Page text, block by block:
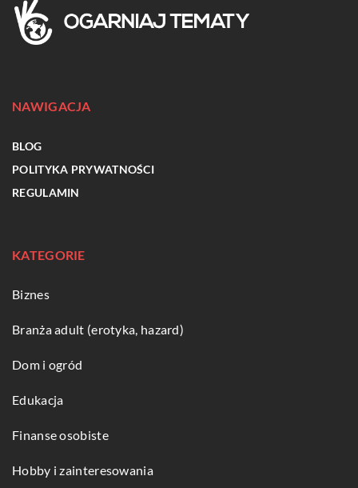
NAWIGACJA
BLOG
POLITYKA PRYWATNOŚCI
REGULAMIN
KATEGORIE
Biznes
Branża adult (erotyka, hazard)
Dom i ogród
Edukacja
Finanse osobiste
Hobby i zainteresowania